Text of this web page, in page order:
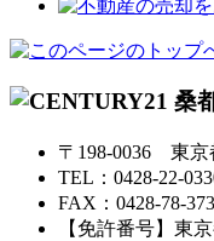
〒198-0036 東京
TEL：0428-22-
FAX：0428-78-
【免許番号】東